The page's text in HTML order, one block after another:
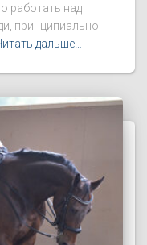
работать над
принципиально
дальше…